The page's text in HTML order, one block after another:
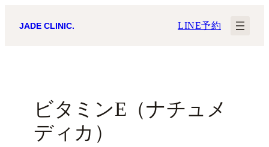
JADE CLINIC. LINE予約
ビタミンE（ナチュメ
ディカ）